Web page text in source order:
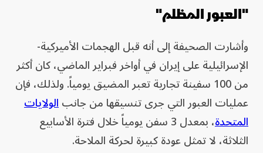
"العبور المظلم"
وأشارت الصحيفة إلى أنه قبل الهجمات الأميركية-
الإسرائيلية على إيران في أواخر فبراير الماضي، كان أكثر
من 100 سفينة تجارية تعبر المضيق يومياً. ولذلك، فإن
عمليات العبور التي جرى تنسيقها من جانبالولايات
المتحدة
، بمعدل 3 سفن يومياً خلال فترة الأسابيع
الثلاثة، لا تمثل عودة كبيرة لحركة الملاحة.